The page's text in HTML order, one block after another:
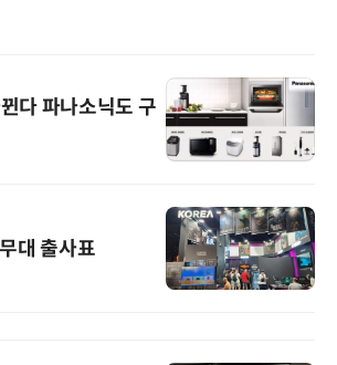
다 파나소닉도 구
대 출사표